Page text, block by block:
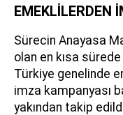
EMEKLİLERDEN
Sürecin Anayasa
olan en kısa
Türkiye genelinde
imza kampanyası
yakından takip